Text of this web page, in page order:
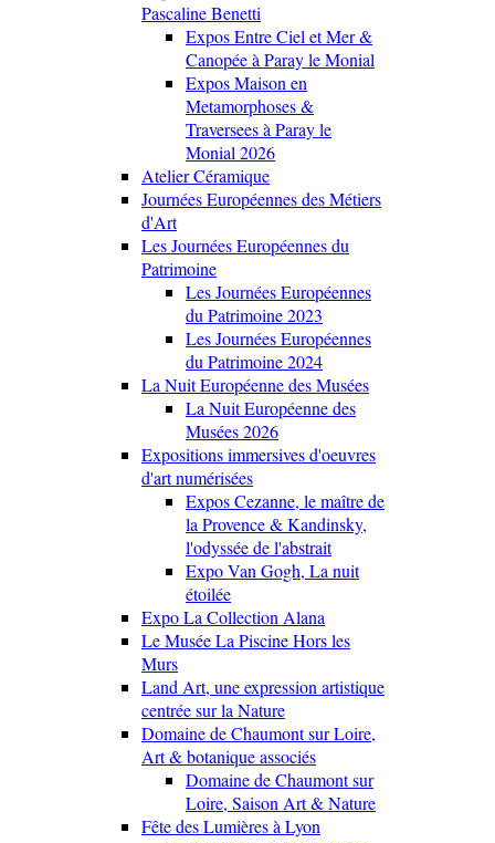
Pascaline Benetti
Expos Entre Ciel et Mer &
Canopée à Paray le Monial
Expos Maison en
Metamorphoses &
Traversees à Paray le
Monial 2026
Atelier Céramique
Journées Européennes des Métiers
d'Art
Les Journées Européennes du
Patrimoine
Les Journées Européennes
du Patrimoine 2023
Les Journées Européennes
du Patrimoine 2024
La Nuit Européenne des Musées
La Nuit Européenne des
Musées 2026
Expositions immersives d'oeuvres
d'art numérisées
Expos Cezanne, le maître de
la Provence & Kandinsky,
l'odyssée de l'abstrait
Expo Van Gogh, La nuit
étoilée
Expo La Collection Alana
Le Musée La Piscine Hors les
Murs
Land Art, une expression artistique
centrée sur la Nature
Domaine de Chaumont sur Loire,
Art & botanique associés
Domaine de Chaumont sur
Loire, Saison Art & Nature
Fête des Lumières à Lyon